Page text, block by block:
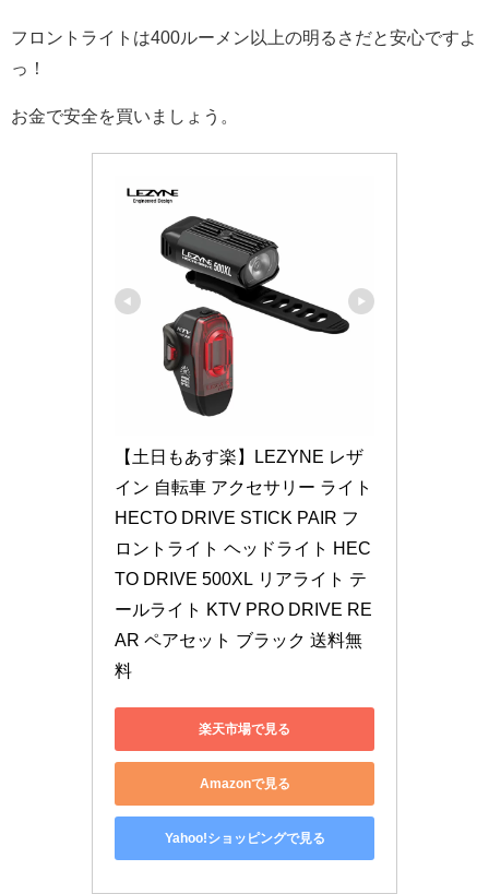
フロントライトは400ルーメン以上の明るさだと安心ですよ
っ！
お金で安全を買いましょう。
【土日もあす楽】LEZYNE レザ
イン 自転車 アクセサリー ライト
HECTO DRIVE STICK PAIR フ
ロントライト ヘッドライト HEC
TO DRIVE 500XL リアライト テ
ールライト KTV PRO DRIVE RE
AR ペアセット ブラック 送料無
料
楽天市場で見る
Amazonで見る
Yahoo!ショッピングで見る